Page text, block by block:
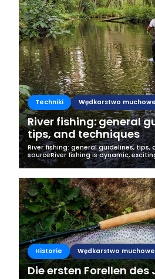
Techniki Wędkarstwo muchowe
River fishing: general
tips, and techniques
River fishing: general guidelines, tips,
sourceRiver fishing is dynamic,
same time. It does not require a lot
easily be...
Historie Wędkarstwo muchowe
Die ersten Forellen des